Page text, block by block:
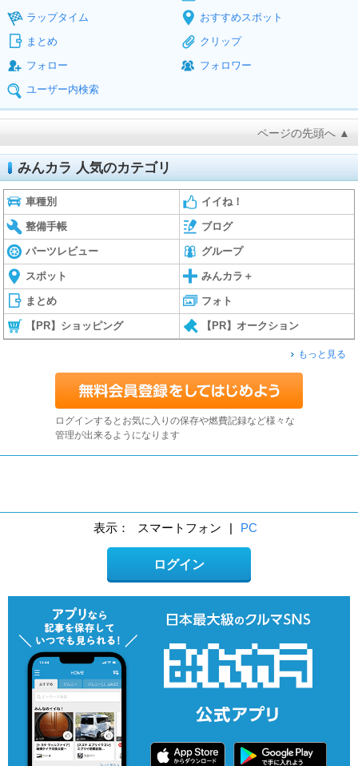
ラップタイム
おすすめスポット
まとめ
クリップ
フォロー
フォロワー
ユーザー内検索
ページの先頭へ ▲
みんカラ 人気のカテゴリ
車種別 イイね！
整備手帳 ブログ
パーツレビュー グループ
スポット みんカラ＋
まとめ フォト
【PR】ショッピング 【PR】オークション
もっと見る
ログインするとお気に入りの保存や燃費記録など様々な
管理が出来るようになります
表示： スマートフォン | PC
ログイン